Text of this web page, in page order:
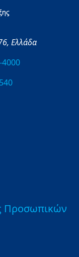
Ελλάδα
4000
Προσωπικών